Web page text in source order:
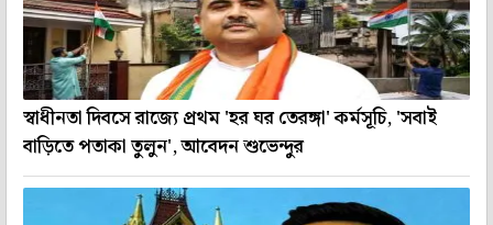
স্বাধীনতা দিবসে রাজ্যে প্রথম 'হর ঘর তেরঙ্গা' কর্মসূচি, 'সবাই
বাড়িতে পতাকা তুলুন', আবেদন শুভেন্দুর